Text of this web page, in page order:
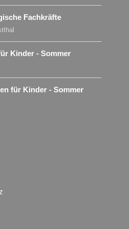
Fachkräfte
Kinder - Sommer
für Kinder - Sommer